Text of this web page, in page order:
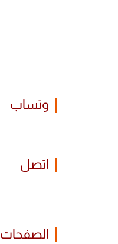
وتساب
اتصل
الصفحات